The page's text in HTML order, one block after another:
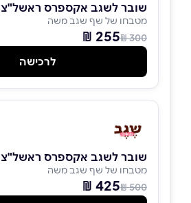
שובר לשגב אקספרס ראשל"צ
מטבחו של שף שגב משה
300 ₪
255 ₪
לרכישה
שובר לשגב אקספרס ראשל"צ
מטבחו של שף שגב משה
500 ₪
425 ₪